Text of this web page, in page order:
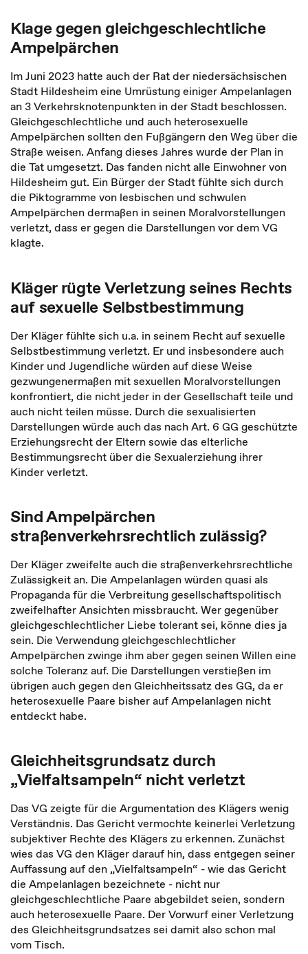
Klage gegen gleichgeschlechtliche
Ampelpärchen
Im Juni 2023 hatte auch der Rat der niedersächsischen
Stadt Hildesheim eine Umrüstung einiger Ampelanlagen
an 3 Verkehrsknotenpunkten in der Stadt beschlossen.
Gleichgeschlechtliche und auch heterosexuelle
Ampelpärchen sollten den Fußgängern den Weg über die
Straße weisen. Anfang dieses Jahres wurde der Plan in
die Tat umgesetzt. Das fanden nicht alle Einwohner von
Hildesheim gut. Ein Bürger der Stadt fühlte sich durch
die Piktogramme von lesbischen und schwulen
Ampelpärchen dermaßen in seinen Moralvorstellungen
verletzt, dass er gegen die Darstellungen vor dem VG
klagte.
Kläger rügte Verletzung seines Rechts
auf sexuelle Selbstbestimmung
Der Kläger fühlte sich u.a. in seinem Recht auf sexuelle
Selbstbestimmung verletzt. Er und insbesondere auch
Kinder und Jugendliche würden auf diese Weise
gezwungenermaßen mit sexuellen Moralvorstellungen
konfrontiert, die nicht jeder in der Gesellschaft teile und
auch nicht teilen müsse. Durch die sexualisierten
Darstellungen würde auch das nach Art. 6 GG geschützte
Erziehungsrecht der Eltern sowie das elterliche
Bestimmungsrecht über die Sexualerziehung ihrer
Kinder verletzt.
Sind Ampelpärchen
straßenverkehrsrechtlich zulässig?
Der Kläger zweifelte auch die straßenverkehrsrechtliche
Zulässigkeit an. Die Ampelanlagen würden quasi als
Propaganda für die Verbreitung gesellschaftspolitisch
zweifelhafter Ansichten missbraucht. Wer gegenüber
gleichgeschlechtlicher Liebe tolerant sei, könne dies ja
sein. Die Verwendung gleichgeschlechtlicher
Ampelpärchen zwinge ihm aber gegen seinen Willen eine
solche Toleranz auf. Die Darstellungen verstießen im
übrigen auch gegen den Gleichheitssatz des GG, da er
heterosexuelle Paare bisher auf Ampelanlagen nicht
entdeckt habe.
Gleichheitsgrundsatz durch
„Vielfaltsampeln“ nicht verletzt
Das VG zeigte für die Argumentation des Klägers wenig
Verständnis. Das Gericht vermochte keinerlei Verletzung
subjektiver Rechte des Klägers zu erkennen. Zunächst
wies das VG den Kläger darauf hin, dass entgegen seiner
Auffassung auf den „Vielfaltsampeln“ - wie das Gericht
die Ampelanlagen bezeichnete - nicht nur
gleichgeschlechtliche Paare abgebildet seien, sondern
auch heterosexuelle Paare. Der Vorwurf einer Verletzung
des Gleichheitsgrundsatzes sei damit also schon mal
vom Tisch.